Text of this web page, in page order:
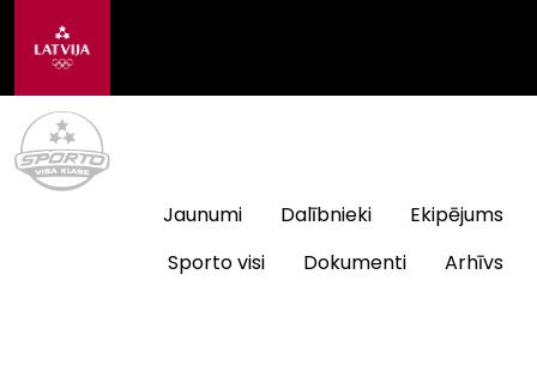
Jaunumi Dalībnieki
Ekipējums
Sporto visi
Dokumenti Arhīvs